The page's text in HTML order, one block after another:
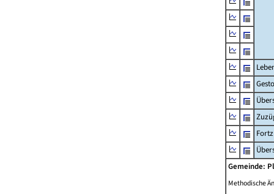
Gemeinde:
Methodische